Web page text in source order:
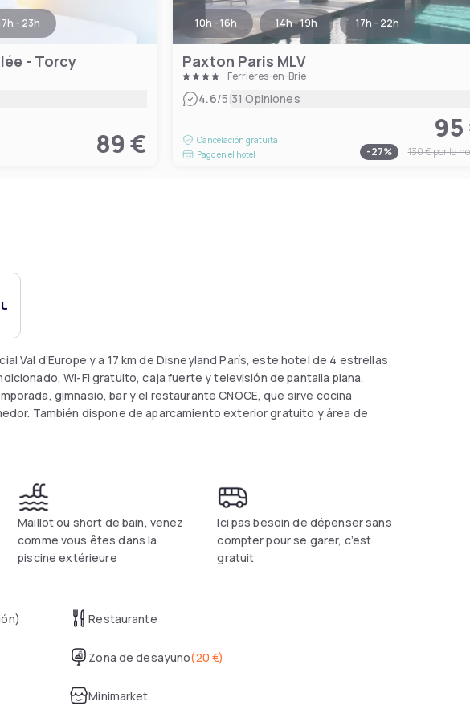
- 23h
- Torcy
89 €
10h - 16h 14h - 19h 17h - 22h
Paxton Paris MLV
Ferrières-en-Brie
4.6/5|31 Opiniones
Cancelación gratuita
Pago en el hotel
95
-27% 130 €por la
Val d’Europe y a 17 km de Disneyland París, este hotel de 4 estrellas
Wi-Fi gratuito, caja fuerte y televisión de pantalla plana.
gimnasio, bar y el restaurante CNOCE, que sirve cocina
También dispone de aparcamiento exterior gratuito y área de
Maillot ou short de bain, venez
comme vous êtes dans la
piscine extérieure
Ici pas besoin de dépenser sans
compter pour se garer, c’est
gratuit
Restaurante
Zona de desayuno(20 €)
Minimarket